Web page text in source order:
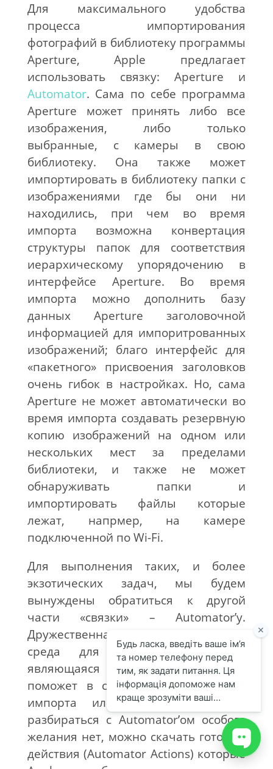
Для максимального удобства
процесса импортирования
фотографий в библиотеку программы
Aperture, Apple предлагает
использовать связку: Aperture и
Automator. Сама по себе программа
Aperture может принять либо все
изображения, либо только
выбранные, с камеры в свою
библиотеку. Она также может
импортировать в библиотеку папки с
изображениями где бы они ни
находились, при чем во время
импорта возможна конвертация
структуры папок для соответствия
иерархическому упорядочению в
интерфейсе Aperture. Во время
импорта можно дополнить базу
данных Aperture заголовочной
информацией для импоритрованных
изображений; благо интерфейс для
«пакетного» присвоения заголовков
очень гибок в настройках. Но, сама
Aperture не может автоматически во
время импорта создавать резервную
копию изображений на одном или
нескольких мест за пределами
библиотеки, и также не может
обнаруживать папки и
импортировать файлы которые
лежат, напрмер, на камере
подключенной по Wi-Fi.
Для выполнения таких, и более
экзотических задач, мы будем
вынуждены обратиться к другой
части «связки» – Automator’у.
Дружественная к пользователю
среда для создания скриптов,
являющаяся частью MacOS X 10.4
поможет в создании скриптов для
импорта или экспорта. А если
разбираться с Automator’ом особого
желания нет, можно скачать готовые
действия (Automator Actions) которые